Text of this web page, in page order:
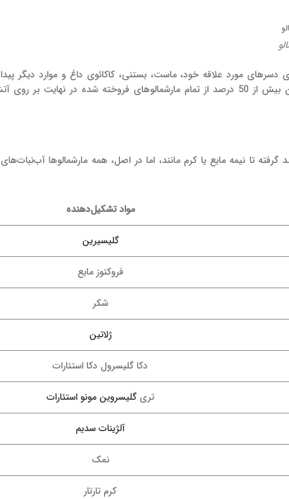
دسرهای مورد علاقه خود، ماست، بستنی، کاکائوی داغ و موارد دیگر
حقیقت جالب در مورد مارشمالو این است که هر تابستان بیش از 50 درصد از تمام مارشمالوهای فروخته شده در
تا نیمه مایع یا کرم مانند، اما در اصل، همه مارشمالوها
مواد تشکیل‌دهنده
گلیسیرین
فروکتوز مایع
شکر
ژلاتین
دکا گلیسرول دکا استئارات
تریگلیسروین مونو استئارات
آلژینات سدیم
نمک
کرم تارتار